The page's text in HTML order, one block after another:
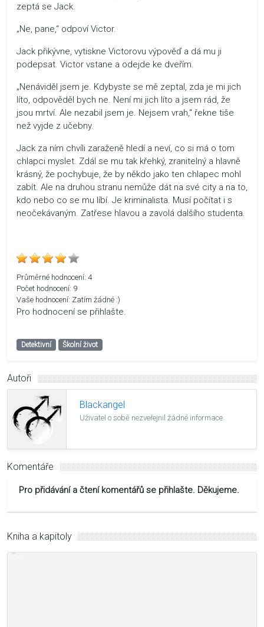
zeptá se Jack.
„Ne, pane,“ odpoví Victor.
Jack přikývne, vytiskne Victorovu výpověď a dá mu ji
podepsat. Victor vstane a odejde ke dveřím.
„Nenáviděl jsem je. Kdybyste se mě zeptal, zda je mi jich
líto, odpověděl bych ne. Není mi jich líto a jsem rád, že
jsou mrtví. Ale nezabil jsem je. Nejsem vrah,“ řekne tiše
než vyjde z učebny.
Jack za ním chvíli zaraženě hledí a neví, co si má o tom
chlapci myslet. Zdál se mu tak křehký, zranitelný a hlavně
krásný, že pochybuje, že by někdo jako ten chlapec mohl
zabít. Ale na druhou stranu nemůže dát na své city a na to,
kdo nebo co se mu líbí. Je kriminalista. Musí počítat i s
neočekávaným. Zatřese hlavou a zavolá dalšího studenta.
Průměrné hodnocení: 4
Počet hodnocení: 9
Vaše hodnocení: Zatím žádné :)
Pro hodnocení se přihlašte.
Detektivní Školní život
Autoři
Blackangel
Uživatel o sobě nezveřejnil žádné informace.
Komentáře
Pro přidávání a čtení komentářů se přihlašte. Děkujeme.
Kniha a kapitoly